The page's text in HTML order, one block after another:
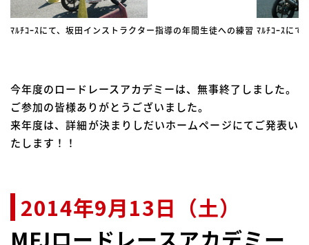
ﾏﾙﾁｺｰｽにて、坂田インストラクター指導の年間生徒への練習 ﾏﾙﾁｺｰｽにて
今年度のロードレースアカデミーは、無事終了しました。
ご参加の皆様ありがとうございました。
来年度は、詳細が決まりしだいホームページにてご発表い
たします！！
2014年9月13日（土）